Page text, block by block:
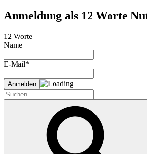
Anmeldung als 12 Worte
12 Worte
Name
E-Mail*
Suche
nach: